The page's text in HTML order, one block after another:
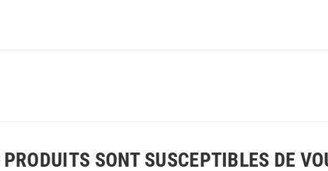
PRODUITS SONT SUSCEPTIBLES DE